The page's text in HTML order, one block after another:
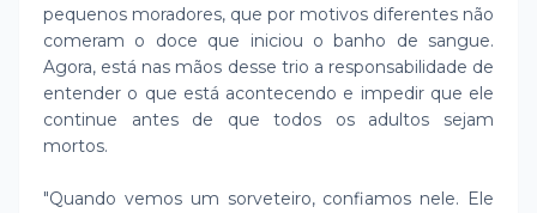
pequenos moradores, que por motivos diferentes não
comeram o doce que iniciou o banho de sangue.
Agora, está nas mãos desse trio a responsabilidade de
entender o que está acontecendo e impedir que ele
continue antes de que todos os adultos sejam
mortos.
"Quando vemos um sorveteiro, confiamos nele. Ele